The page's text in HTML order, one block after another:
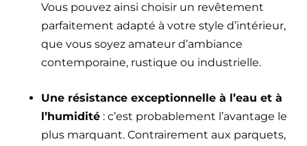
Vous pouvez ainsi choisir un revêtement
parfaitement adapté à votre style d’intérieur,
que vous soyez amateur d’ambiance
contemporaine, rustique ou industrielle.
Une résistance exceptionnelle à l’eau et à
l’humidité : c’est probablement l’avantage le
plus marquant. Contrairement aux parquets,